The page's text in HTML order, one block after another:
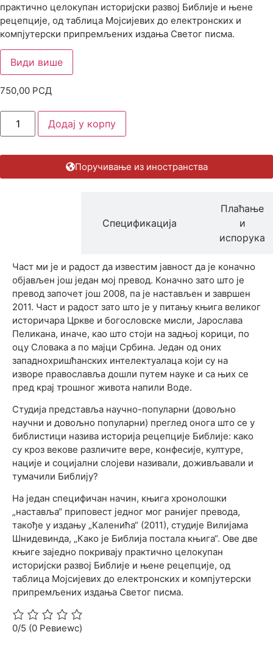
практично целокупан историјски развој Библије и њене
рецепције, од таблица Мојсијевих до електронских и
компјутерски припремљених издања Светог писма.
Види више
750,00 РСД
Додај у корпу
Поручивање из иностранства
Спецификација
Плаћање
и
испорука
Част ми је и радост да известим јавност да је коначно
објављен још један мој превод. Коначно зато што је
превод започет још 2008, па је настављен и завршен
2011. Част и радост зато што је у питању књига великог
историчара Цркве и богословске мисли, Јарослава
Пеликана, иначе, као што стоји на задњој корици, по
оцу Словака а по мајци Србина. Један од оних
западнохришћанских интелектуалаца који су на
изворе православља дошли путем науке и са њих се
пред крај трошног живота напили Воде.
Студија представља научно-популарни (довољно
научни и довољно популарни) преглед онога што се у
библистици назива историја рецепције Библије: како
су кроз векове различите вере, конфесије, културе,
нације и социјални слојеви називали, доживљавали и
тумачили Библију?
На један специфичан начин, књига хронолошки
„наставља“ приповест једног мог ранијег превода,
такође у издању „Каленића“ (2011), студије Вилијама
Шнидевинда, „Како је Библија постала књига“. Ове две
књиге заједно покривају практично целокупан
историјски развој Библије и њене рецепције, од
таблица Мојсијевих до електронских и компјутерски
припремљених издања Светог писма.
0/5 (0 Ревиеwс)